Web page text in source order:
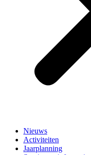
Nieuws
Activiteiten
Jaarplanning